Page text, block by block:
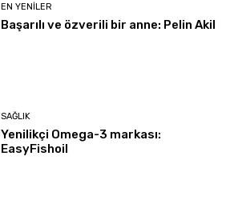
EN YENILER
Başarılı ve özverili bir anne: Pelin Akil
SAĞLIK
Yenilikçi Omega-3 markası:
EasyFishoil